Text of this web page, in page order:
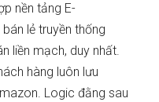
nền tảng E-
lẻ truyền thống
liền mạch, duy nhất.
hàng luôn lưu
Logic đằng sau